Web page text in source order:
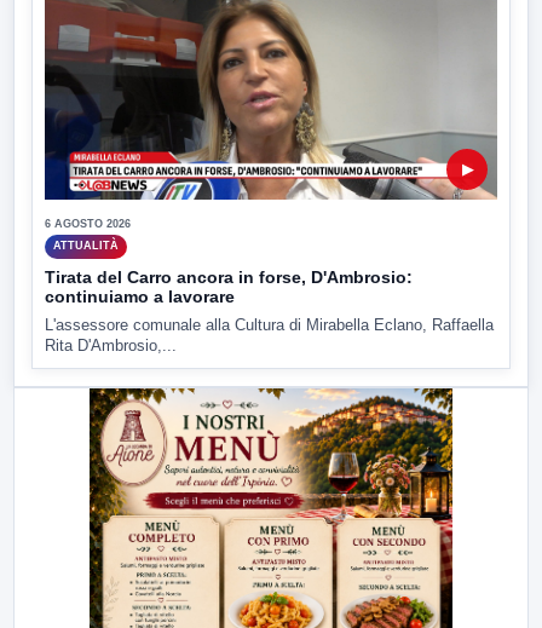
▶
6 AGOSTO 2026
ATTUALITÀ
Tirata del Carro ancora in forse, D'Ambrosio:
continuiamo a lavorare
L'assessore comunale alla Cultura di Mirabella Eclano, Raffaella
Rita D'Ambrosio,...